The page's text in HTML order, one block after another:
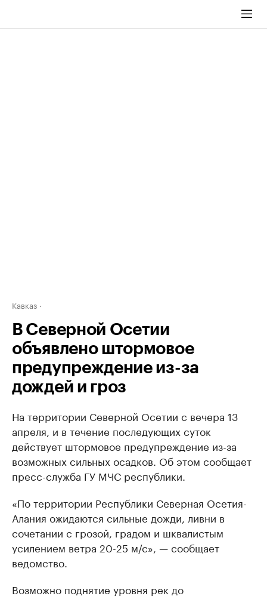
Кавказ
В Северной Осетии
объявлено штормовое
предупреждение из-за
дождей и гроз
На территории Северной Осетии с вечера 13
апреля, и в течение последующих суток
действует штормовое предупреждение из-за
возможных сильных осадков. Об этом сообщает
пресс-служба ГУ МЧС республики.
«По территории Республики Северная Осетия-
Алания ожидаются сильные дожди, ливни в
сочетании с грозой, градом и шквалистым
усилением ветра 20-25 м/с», — сообщает
ведомство.
Возможно поднятие уровня рек до